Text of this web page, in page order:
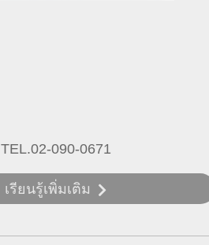
TEL.02-090-0671
เรียนรู้เพิ่มเติม